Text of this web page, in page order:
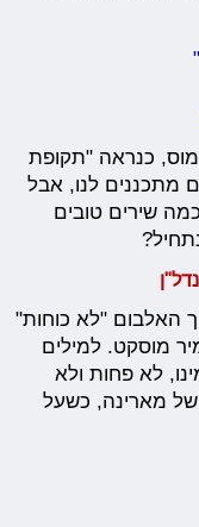
כנראה "תקופת
מתכננים לנו, אבל
שירים טובים
האלבום "לא כוחות"
מוסקט. למילים
לא פחות ולא
של מארינה, כשעל